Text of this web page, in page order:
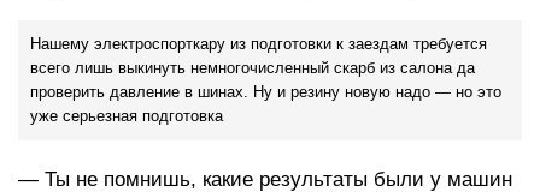
Нашему электроспорткару из подготовки к заездам требуется
всего лишь выкинуть немногочисленный скарб из салона да
проверить давление в шинах. Ну и резину новую надо — но это
уже серьезная подготовка
— Ты не помнишь, какие результаты были у машин